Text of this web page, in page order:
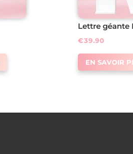
Lettre géante
€39.90
EN SAVOIR